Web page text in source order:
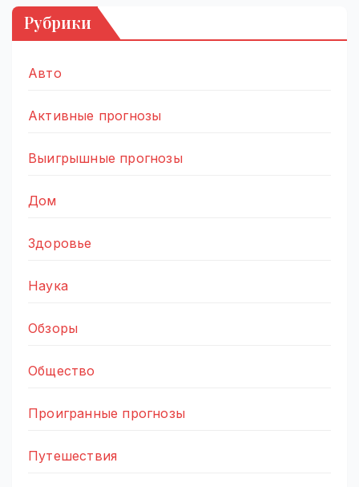
Рубрики
Авто
Активные прогнозы
Выигрышные прогнозы
Дом
Здоровье
Наука
Обзоры
Общество
Проигранные прогнозы
Путешествия